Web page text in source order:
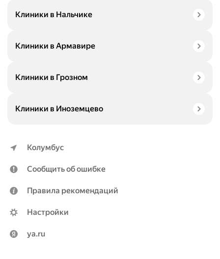
Клиники в Нальчике
Клиники в Армавире
Клиники в Грозном
Клиники в Иноземцево
Колумбус
Сообщить об ошибке
Правила рекомендаций
Настройки
ya.ru